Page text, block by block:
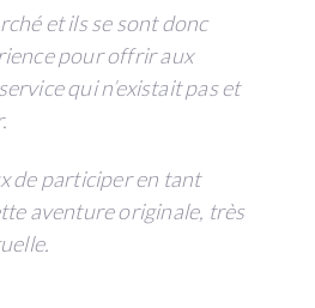
et ils se sont donc
pour offrir aux
qui n’existait pas et
de participer en tant
aventure originale, très